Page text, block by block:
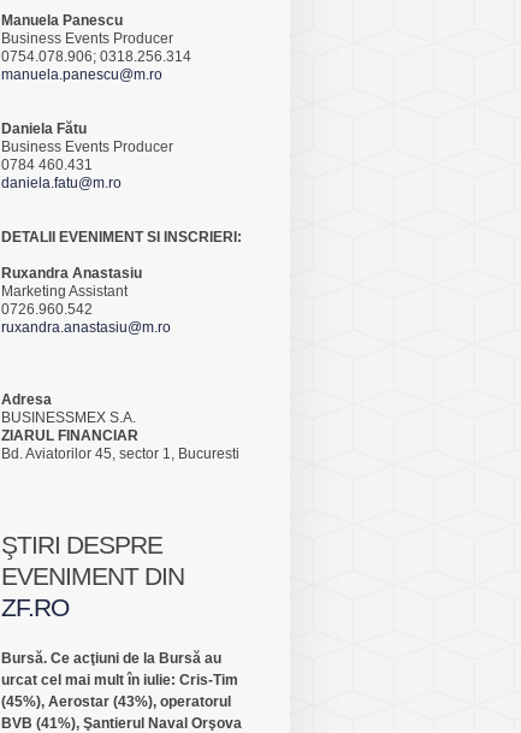
Manuela Panescu
Business Events Producer
0754.078.906; 0318.256.314
manuela.panescu@m.ro
Daniela Fătu
Business Events Producer
0784 460.431
daniela.fatu@m.ro
DETALII EVENIMENT SI INSCRIERI:
Ruxandra Anastasiu
Marketing Assistant
0726.960.542
ruxandra.anastasiu@m.ro
Adresa
BUSINESSMEX S.A.
ZIARUL FINANCIAR
Bd. Aviatorilor 45, sector 1, Bucuresti
ŞTIRI DESPRE
EVENIMENT DIN
ZF.RO
Bursă. Ce acţiuni de la Bursă au
urcat cel mai mult în iulie: Cris-Tim
(45%), Aerostar (43%), operatorul
BVB (41%), Şantierul Naval Orşova